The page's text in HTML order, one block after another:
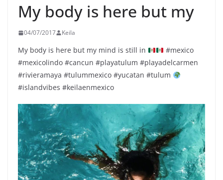
My body is here but my
04/07/2017 Keila
My body is here but my mind is still in
#mexico
#mexicolindo #cancun #playatulum #playadelcarmen
#rivieramaya #tulummexico #yucatan #tulum
#islandvibes #keilaenmexico